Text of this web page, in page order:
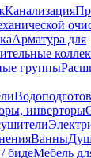
Канализация
Арматура для
группы
инверторы
Ванны
бидеМебель